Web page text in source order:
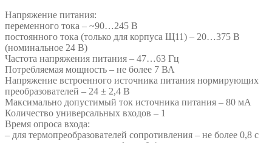
Напряжение питания:
переменного тока – ~90…245 В
постоянного тока (только для корпуса Щ11) – 20…375 В
(номинальное 24 В)
Частота напряжения питания – 47…63 Гц
Потребляемая мощность – не более 7 ВА
Напряжение встроенного источника питания нормирующих
преобразователей – 24 ± 2,4 В
Максимально допустимый ток источника питания – 80 мА
Количество универсальных входов – 1
Время опроса входа:
– для термопреобразователей сопротивления – не более 0,8 с